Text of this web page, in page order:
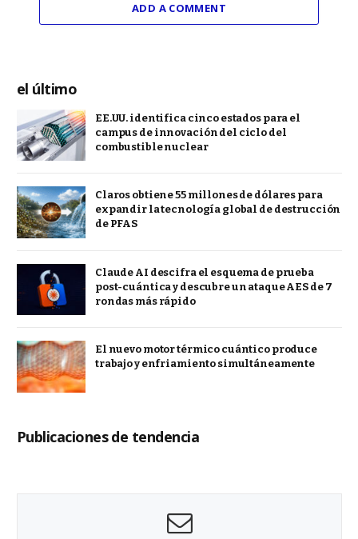
ADD A COMMENT
el último
EE.UU. identifica cinco estados para el
campus de innovación del ciclo del
combustible nuclear
Claros obtiene 55 millones de dólares para
expandir la tecnología global de destrucción
de PFAS
Claude AI descifra el esquema de prueba
post-cuántica y descubre un ataque AES de 7
rondas más rápido
El nuevo motor térmico cuántico produce
trabajo y enfriamiento simultáneamente
Publicaciones de tendencia